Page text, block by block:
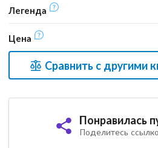
Легенда
Цена
Сравнить с другими
Понравилась
Поделитесь